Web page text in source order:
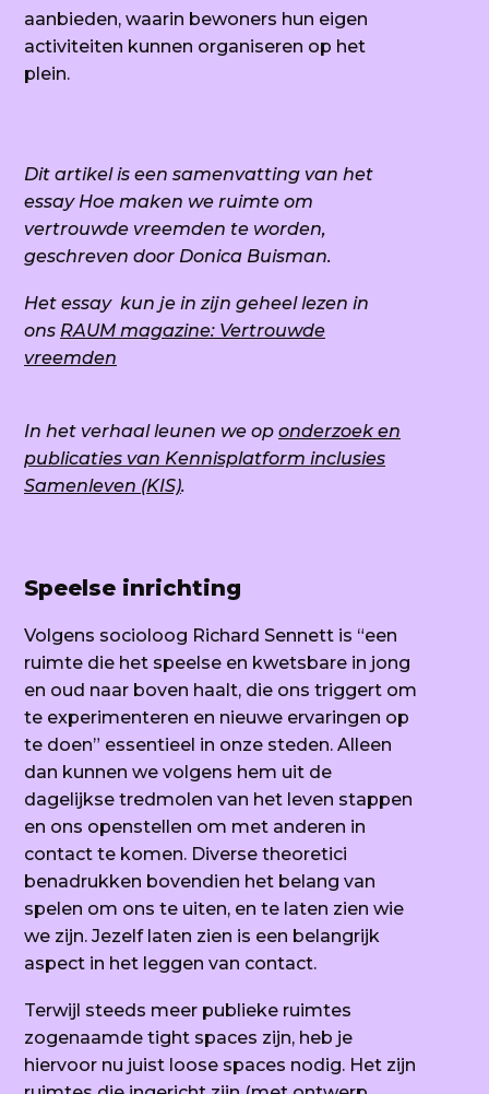
aanbieden, waarin bewoners hun eigen
activiteiten kunnen organiseren op het
plein.
Dit artikel is een samenvatting van het
essay Hoe maken we ruimte om
vertrouwde vreemden te worden,
geschreven door Donica Buisman.
Het essay kun je in zijn geheel lezen in
ons RAUM magazine: Vertrouwde
vreemden
In het verhaal leunen we op onderzoek en
publicaties van Kennisplatform inclusies
Samenleven (KIS).
Speelse inrichting
Volgens socioloog Richard Sennett is “een
ruimte die het speelse en kwetsbare in jong
en oud naar boven haalt, die ons triggert om
te experimenteren en nieuwe ervaringen op
te doen” essentieel in onze steden. Alleen
dan kunnen we volgens hem uit de
dagelijkse tredmolen van het leven stappen
en ons openstellen om met anderen in
contact te komen. Diverse theoretici
benadrukken bovendien het belang van
spelen om ons te uiten, en te laten zien wie
we zijn. Jezelf laten zien is een belangrijk
aspect in het leggen van contact.
Terwijl steeds meer publieke ruimtes
zogenaamde tight spaces zijn, heb je
hiervoor nu juist loose spaces nodig. Het zijn